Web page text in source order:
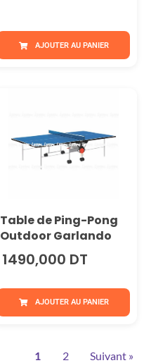
AJOUTER AU PANIER
Table de Ping-Pong
Outdoor Garlando
1490,000 DT
AJOUTER AU PANIER
1 2 Suivant »